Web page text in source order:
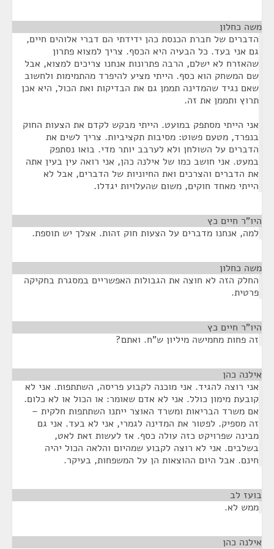
משה כחלון
הדברים של חברת הכנסת כהן ידידתי הם דברי אלוהים חיים,
גם אני בעד. כל הבעיה היא הכסף. צריך למצוא פתרון
שהאזרח לא ישלם, הרבה פתרונות אנחנו צריכים למצוא, אבל
שם המשחק הוא כסף. הייתי מציע להיפרד מהתמימות ולחשוב
שאם נגיד שהמדינה תממן גם את הבדיקות ואת הכול, היא אכן
תרוץ ותממן את זה.
אני הייתי מסתפק במועט. הייתי מבקש לקדם את הצעות החוק
בנפרד, מטעם פשוט: מסיבות תקציביות. צריך לשים את
הדברים על השולחן ולא לערבב יותר מדי. בואו נסתפק
במעט. אני חושב כמו של אילנה כהן, אני רואה עין בעין אתה
את הדברים והצרכים ואת החיוניות של הדברים, אבל לא
הייתי מאחד חוקים, משום שהעלויות יגדלו.
היו"ר חיים כץ
למה, אנחנו מדברים על הצעות חוק זהות. אצלך יש תוספת.
משה כחלון
החלק הזה לא חוצה את הגבולות האפשריים במסגרת בחקיקה
פרטית.
היו"ר חיים כץ
זה פחות מחמישה מיליון ש"ח. ואתם?
אילנה כהן
אני רוצה להגיד. אני מוכנה לקבוע פריסה, השתתפות. אני לא
קובעת מימון כולל. אני לא אדם שאומר: או הכול או לא כלום.
אם משרד הבריאות ומשרד האוצר ייתנו השתתפות חלקית –
זה מספיק. לפטור את המדינה לגמרי, אני לא בעד. אני גם
מבינה שפרויקט כזה עולה כסף. אז לעשות זאת לאט,
בשלבים. אני לא רוצה לקבוע שמהיום והלאה הכול יהיה
חינם. אבל היום ההוצאות הן על המשפחות, בעיקר.
בועז לב
ממש לא.
אילנה כהן